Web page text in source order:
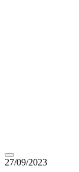
27/09/2023